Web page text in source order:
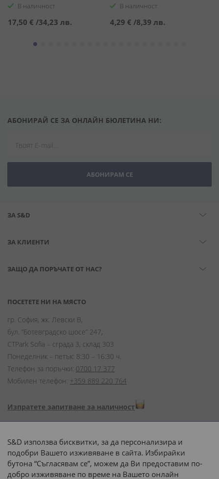
В наличност
17,50 € /34,23 лв.
В наличност
4,29 € /8,39 лв.
АБОНИРАЙ СЕ ЗА ОНЛАЙН БЮЛЕТИНА НИ:
АБОНИРАМ СЕ
ЗА S&D
ЗА КЛИЕНТИ
ЗАЩО ДА ПОРЪЧАТЕ ОТ НАС?
ПОСЕТЕТЕ НИ НА МЯСТО
гр. София, жк. Левски В,
бул. “Ботевградско шосе” 247,
CTPark Sofia – сграда 3, склад 303
Понеделник – петък: 8:30 – 16:30 ч.
Телефон за поръчки: 0700 17 377
Мобилен телефон: +359 889 220 764
Изпратете запитване за наличност
Начини на плащане:
S&D използва бисквитки, за да персонализира и
подобри Вашето изживяване в сайта. Избирайки
бутона “Съгласявам се”, можем да Ви предоставим по-
добро изживяване по време на Вашето онлайн